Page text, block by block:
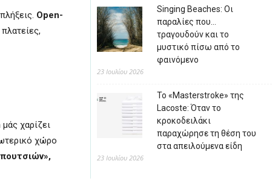
Οpen-
χαρίζει
χώρο
Singing Beaches: Οι
παραλίες που…
τραγουδούν και το
μυστικό πίσω από το
φαινόμενο
23 Ιουλίου 2026
Το «Masterstroke» της
Lacoste: Όταν το
κροκοδειλάκι
παραχώρησε τη θέση του
στα απειλούμενα είδη
23 Ιουλίου 2026